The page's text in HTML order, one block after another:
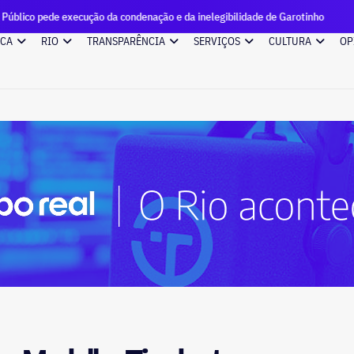
da condenação e da inelegibilidade de Garotinho
RIO TRANSPARÊNCIA SERVIÇOS CULTURA